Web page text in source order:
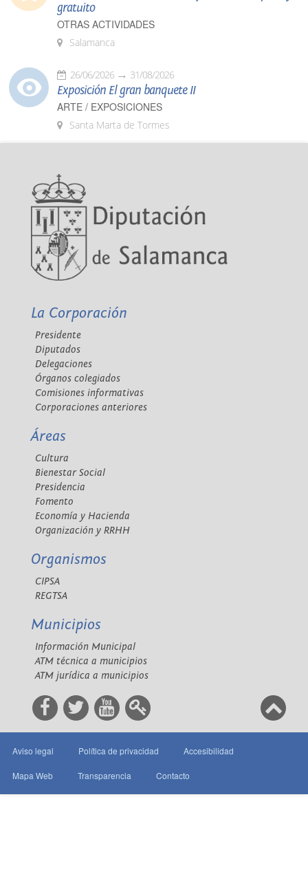
gratuito
OTRAS ACTIVIDADES
Salamanca
26/06/2026 31/08/2026
Exposición El gran banquete II
ARTE / EXPOSICIONES
Santa Marta de Tormes
La Corporación
Presidente
Diputados
Delegaciones
Órganos colegiados
Comisiones informativas
Corporaciones anteriores
Áreas
Cultura
Bienestar Social
Presidencia
Fomento
Economía y Hacienda
Organización y RRHH
Organismos
CIPSA
REGTSA
Municipios
Información Municipal
ATM técnica a municipios
ATM jurídica a municipios
Aviso legal Política de privacidad Accesibilidad
Mapa Web Transparencia Contacto